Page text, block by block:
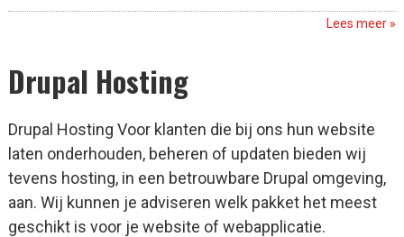
Lees meer »
Drupal Hosting
Drupal Hosting Voor klanten die bij ons hun website
laten onderhouden, beheren of updaten bieden wij
tevens hosting, in een betrouwbare Drupal omgeving,
aan. Wij kunnen je adviseren welk pakket het meest
geschikt is voor je website of webapplicatie.